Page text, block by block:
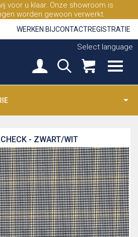
voor u klaar. Onze showroom is
worden gewoon verwerkt.
WERKEN BIJCONTACTREGISTRATIE
Select language
- ZWART/WIT